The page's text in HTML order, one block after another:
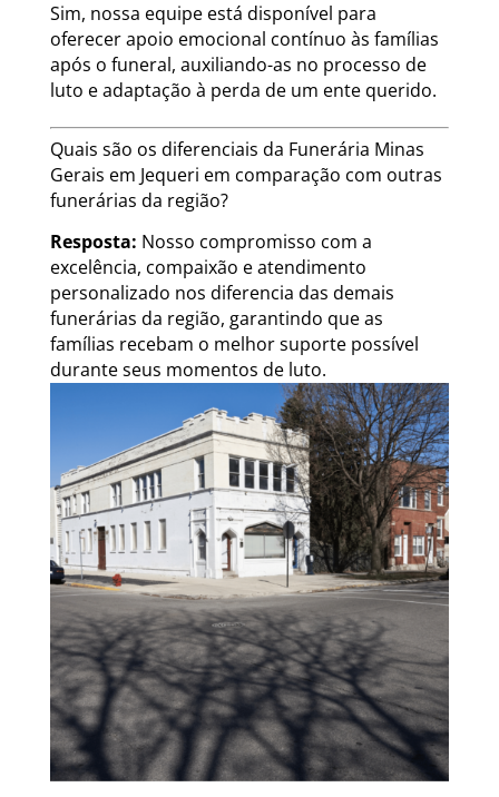
Sim, nossa equipe está disponível para
oferecer apoio emocional contínuo às famílias
após o funeral, auxiliando-as no processo de
luto e adaptação à perda de um ente querido.
Quais são os diferenciais da Funerária Minas
Gerais em Jequeri em comparação com outras
funerárias da região?
Resposta: Nosso compromisso com a
excelência, compaixão e atendimento
personalizado nos diferencia das demais
funerárias da região, garantindo que as
famílias recebam o melhor suporte possível
durante seus momentos de luto.